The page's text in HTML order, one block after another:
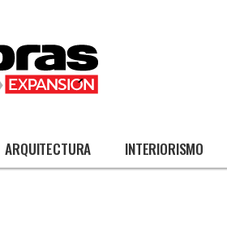
ARQUITECTURA INTERIORISMO